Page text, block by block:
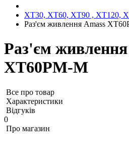
XT30, XT60, XT90 , XT120,
Раз'єм живлення Amass
Раз'єм
XT60PM-M
Все про товар
Характеристики
Відгуків
0
Про магазин